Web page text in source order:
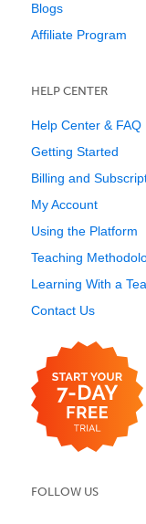
Blogs
Affiliate Program
HELP CENTER
Help Center & FAQ
Getting Started
Billing and
My Account
Using the Platform
Teaching
Learning With a
Contact Us
FOLLOW US